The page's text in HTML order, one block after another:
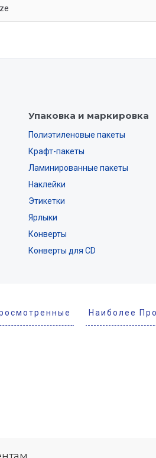
Упаковка и маркировка
Полиэтиленовые пакеты
Крафт-пакеты
Ламинированные пакеты
Наклейки
Этикетки
Ярлыки
Конверты
Конверты для CD
Наиболее